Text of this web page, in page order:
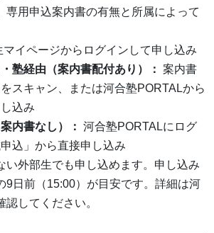
専用申込案内書の有無と所属によって
マイページからログインして申し込み
塾経由（案内書配付あり）： 案内書
スキャン、または河合塾PORTALから
込み
内書なし）： 河合塾PORTALにログ
込」から直接申し込み
い外部生でも申し込めます。申し込み
9日前（15:00）が目安です。詳細は河
してください。